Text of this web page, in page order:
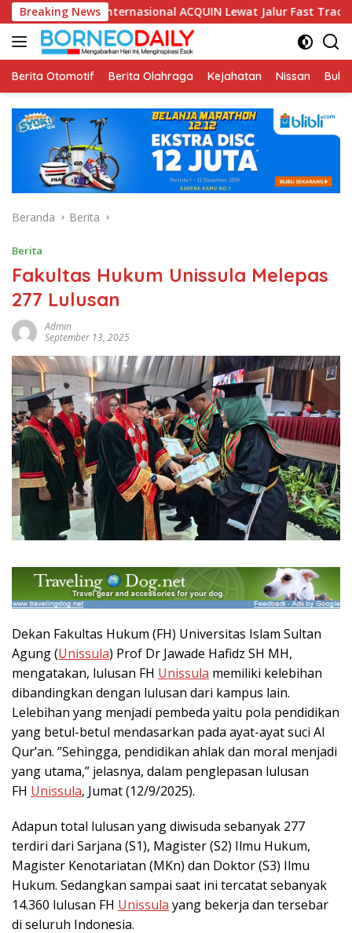
Langsung
ke
konten
Breaking NewsACQUIN Lewat Jalur Fast Track Fikom
Berita Otomotif Berita Olahraga Kejahatan Nissan
Beranda Berita
Berita
Fakultas Hukum Unissula Melepas
277 Lulusan
Admin
September 13, 2025
Dekan Fakultas Hukum (FH) Universitas Islam Sultan
Agung (Unissula) Prof Dr Jawade Hafidz SH MH,
mengatakan, lulusan FH Unissula memiliki kelebihan
dibandingkan dengan lulusan dari kampus lain.
Lelebihan yang menjadi pembeda yaitu pola pendidikan
yang betul-betul mendasarkan pada ayat-ayat suci Al
Qur’an. ”Sehingga, pendidikan ahlak dan moral menjadi
yang utama,” jelasnya, dalam penglepasan lulusan
FH Unissula, Jumat (12/9/2025).
Adapun total lulusan yang diwisuda sebanyak 277
terdiri dari Sarjana (S1), Magister (S2) Ilmu Hukum,
Magister Kenotariatan (MKn) dan Doktor (S3) Ilmu
Hukum. Sedangkan sampai saat ini tercatat sebanyak
14.360 lulusan FH Unissula yang bekerja dan tersebar
di seluruh Indonesia.